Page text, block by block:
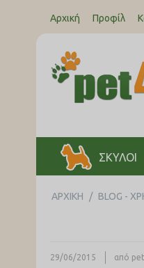
Αρχική Προφίλ
ΣΚΥΛΟΙ
ΑΡΧΙΚΉ / BLOG -
29/06/2015 από